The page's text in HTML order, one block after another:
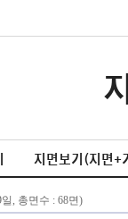
지면보기(지면+